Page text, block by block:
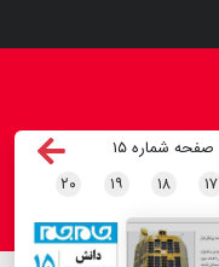
صفحه شماره ۱۵
۱۷ ۱۸ ۱۹ ۲۰